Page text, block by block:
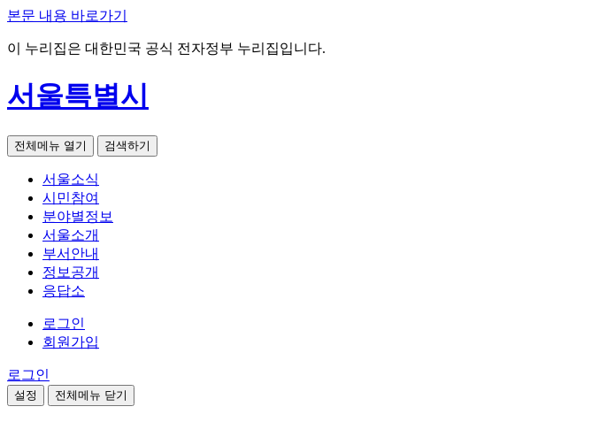
본문 내용 바로가기
이 누리집은 대한민국 공식 전자정부 누리집입니다.
서울특별시
전체메뉴 열기 검색하기
서울소식
시민참여
분야별정보
서울소개
부서안내
정보공개
응답소
로그인
회원가입
로그인
설정 전체메뉴 닫기